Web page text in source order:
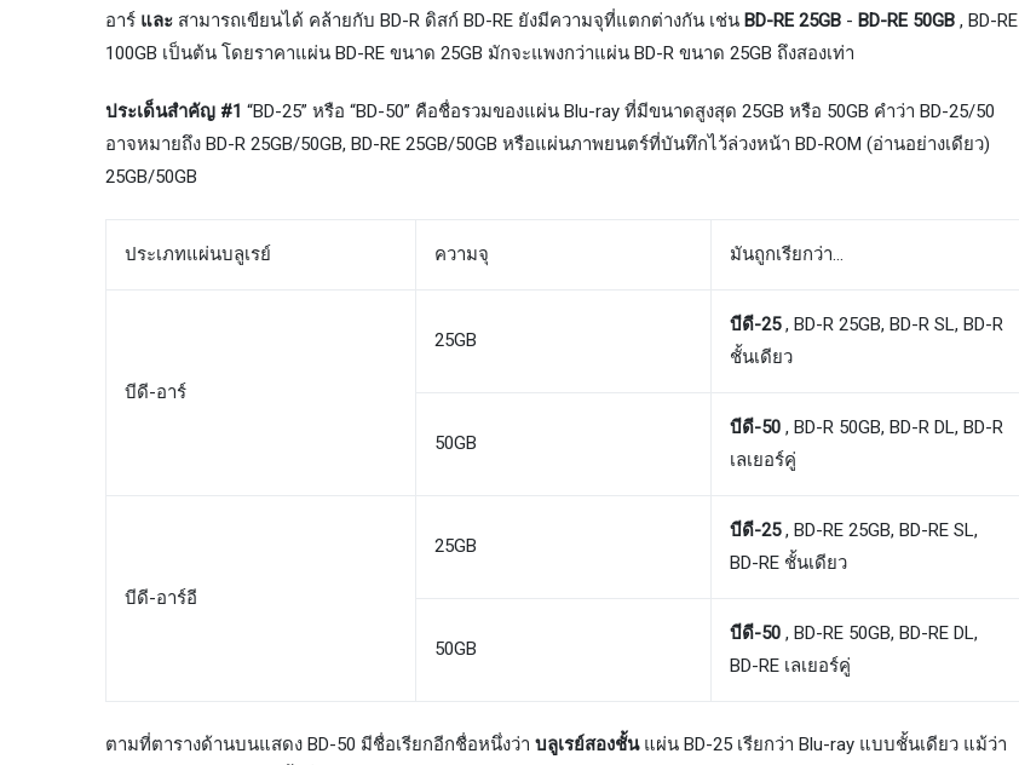
อาร์ และ สามารถเขียนได้ คล้ายกับ BD-R ดิสก์ BD-RE ยังมีความจุที่แตกต่างกัน เช่น BD-RE 25GB - BD-RE 50GB , BD-RE
100GB เป็นต้น โดยราคาแผ่น BD-RE ขนาด 25GB มักจะแพงกว่าแผ่น BD-R ขนาด 25GB ถึงสองเท่า
ประเด็นสำคัญ #1 “BD-25” หรือ “BD-50” คือชื่อรวมของแผ่น Blu-ray ที่มีขนาดสูงสุด 25GB หรือ 50GB คำว่า BD-25/50
อาจหมายถึง BD-R 25GB/50GB, BD-RE 25GB/50GB หรือแผ่นภาพยนตร์ที่บันทึกไว้ล่วงหน้า BD-ROM (อ่านอย่างเดียว)
25GB/50GB
ประเภทแผ่นบลูเรย์ ความจุ มันถูกเรียกว่า…
บีดี-อาร์
25GB
บีดี-25, BD-R 25GB, BD-R SL, BD-R
ชั้นเดียว
50GB
บีดี-50 , BD-R 50GB, BD-R DL, BD-R
เลเยอร์คู่
บีดี-อาร์อี
25GB
บีดี-25, BD-RE 25GB, BD-RE SL,
BD-RE ชั้นเดียว
50GB
บีดี-50 , BD-RE 50GB, BD-RE DL,
BD-RE เลเยอร์คู่
ตามที่ตารางด้านบนแสดง BD-50 มีชื่อเรียกอีกชื่อหนึ่งว่า บลูเรย์สองชั้นแผ่น BD-25 เรียกว่า Blu-ray แบบชั้นเดียว แม้ว่า